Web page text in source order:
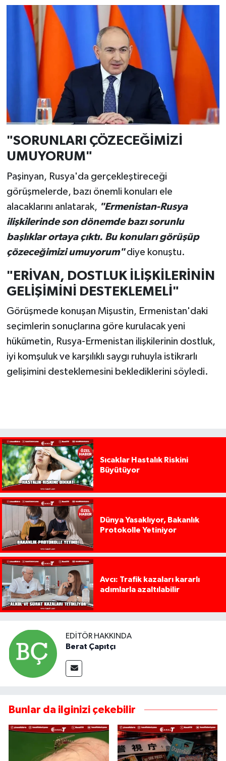
"SORUNLARI ÇÖZECEĞİMİZİ
UMUYORUM"
Paşinyan, Rusya'da gerçekleştireceği
görüşmelerde, bazı önemli konuları ele
alacaklarını anlatarak, "Ermenistan-Rusya
ilişkilerinde son dönemde bazı sorunlu
başlıklar ortaya çıktı. Bu konuları görüşüp
çözeceğimizi umuyorum"diye konuştu.
"ERİVAN, DOSTLUK İLİŞKİLERİNİN
GELİŞİMİNİ DESTEKLEMELİ"
Görüşmede konuşan Mişustin, Ermenistan'daki
seçimlerin sonuçlarına göre kurulacak yeni
hükümetin, Rusya-Ermenistan ilişkilerinin dostluk,
iyi komşuluk ve karşılıklı saygı ruhuyla istikrarlı
gelişimini desteklemesini beklediklerini söyledi.
Sıcaklar Hastalık Riskini
Büyütüyor
Dünya Yasaklıyor, Bakanlık
Protokolle Yetiniyor
Avcı: Trafik kazaları kararlı
adımlarla azaltılabilir
EDITÖR HAKKINDA
Berat Çapıtçı
Bunlar da ilginizi çekebilir